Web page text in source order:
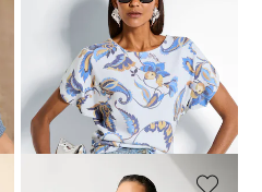
129,00 € 179,95 €
Laagste prijs van de afgelopen 30
dagen**: 139,00 € (-7%)